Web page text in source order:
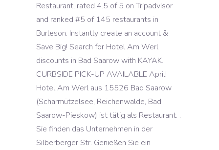
Restaurant, rated 4.5 of 5 on Tripadvisor
and ranked #5 of 145 restaurants in
Burleson. Instantly create an account &
Save Big! Search for Hotel Am Werl
discounts in Bad Saarow with KAYAK.
CURBSIDE PICK-UP AVAILABLE April!
Hotel Am Werl aus 15526 Bad Saarow
(Scharmützelsee, Reichenwalde, Bad
Saarow-Pieskow) ist tätig als Restaurant. .
Sie finden das Unternehmen in der
Silberberger Str. Genießen Sie ein